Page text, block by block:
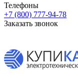
Телефоны
+7 (800) 777-94-78
Заказать звонок